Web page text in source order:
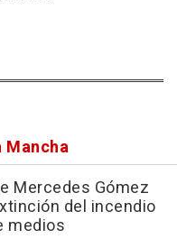
Mancha
Mercedes Gómez
del incendio
medios